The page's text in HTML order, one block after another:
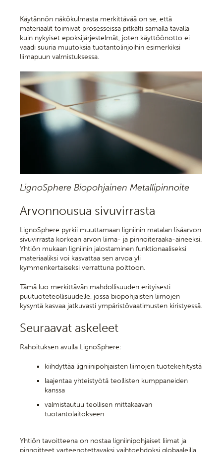
Käytännön näkökulmasta merkittävää on se, että
materiaalit toimivat prosesseissa pitkälti samalla tavalla
kuin nykyiset epoksijärjestelmät, joten käyttöönotto ei
vaadi suuria muutoksia tuotantolinjoihin esimerkiksi
liimapuun valmistuksessa.
LignoSphere Biopohjainen Metallipinnoite
Arvonnousua sivuvirrasta
LignoSphere pyrkii muuttamaan ligniinin matalan lisäarvon
sivuvirrasta korkean arvon liima- ja pinnoiteraaka-aineeksi.
Yhtiön mukaan ligniinin jalostaminen funktionaaliseksi
materiaaliksi voi kasvattaa sen arvoa yli
kymmenkertaiseksi verrattuna polttoon.
Tämä luo merkittävän mahdollisuuden erityisesti
puutuoteteollisuudelle, jossa biopohjaisten liimojen
kysyntä kasvaa jatkuvasti ympäristövaatimusten kiristyessä.
Seuraavat askeleet
Rahoituksen avulla LignoSphere:
kiihdyttää ligniinipohjaisten liimojen tuotekehitystä
laajentaa yhteistyötä teollisten kumppaneiden
kanssa
valmistautuu teollisen mittakaavan
tuotantolaitokseen
Yhtiön tavoitteena on nostaa ligniinipohjaiset liimat ja
pinnoitteet varteenotettavaksi vaihtoehdoksi globaaleilla